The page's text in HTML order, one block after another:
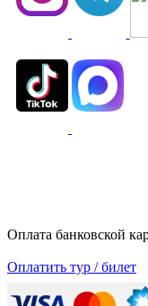
Оплата банковской
Оплатить тур / билет